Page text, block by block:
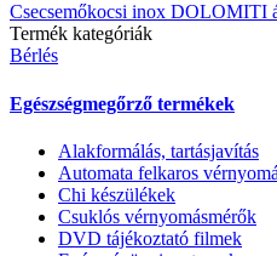
Csecsemőkocsi inox DOLOMITI
Termék kategóriák
Bérlés
Egészségmegőrző termékek
Alakformálás, tartásjavítás
Automata felkaros
Chi készülékek
Csuklós vérnyomásmérők
DVD tájékoztató filmek